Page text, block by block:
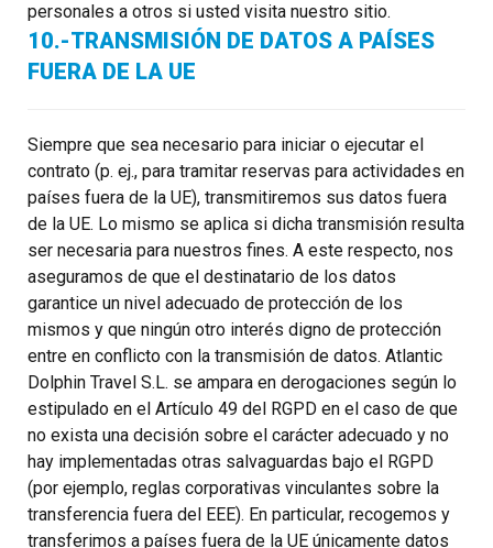
personales a otros si usted visita nuestro sitio.
10.-TRANSMISIÓN DE DATOS A PAÍSES
FUERA DE LA UE
Siempre que sea necesario para iniciar o ejecutar el
contrato (p. ej., para tramitar reservas para actividades en
países fuera de la UE), transmitiremos sus datos fuera
de la UE. Lo mismo se aplica si dicha transmisión resulta
ser necesaria para nuestros fines. A este respecto, nos
aseguramos de que el destinatario de los datos
garantice un nivel adecuado de protección de los
mismos y que ningún otro interés digno de protección
entre en conflicto con la transmisión de datos. Atlantic
Dolphin Travel S.L. se ampara en derogaciones según lo
estipulado en el Artículo 49 del RGPD en el caso de que
no exista una decisión sobre el carácter adecuado y no
hay implementadas otras salvaguardas bajo el RGPD
(por ejemplo, reglas corporativas vinculantes sobre la
transferencia fuera del EEE). En particular, recogemos y
transferimos a países fuera de la UE únicamente datos